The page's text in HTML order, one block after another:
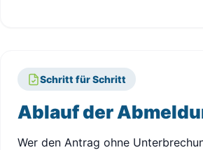
Schritt für Schritt
Ablauf der
Wer den Antrag ohne